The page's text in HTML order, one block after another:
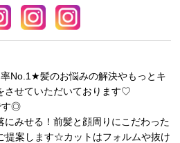
No.1★髪のお悩みの解決やもっとキ
させていただいております♡
す◎
にみせる！前髪と顔周りにこだわった
提案します☆カットはフォルムや抜け